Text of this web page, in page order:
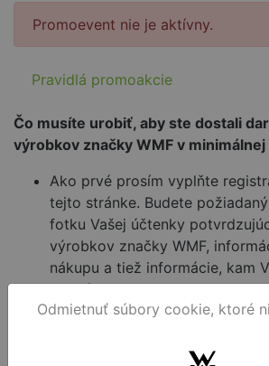
Promoevent nie je aktívny.
Pravidlá promoakcie
Čo musíte urobiť, aby ste dostali
výrobkov značky WMF v
Ako prvé prosím vyplňte
tejto stránke. Budete
fotku Vašej účtenky
výrobkov značky WMF,
nákupu a tiež informácie, kam
zaslať.
Účtenky nemožno sčítať.
Odmietnuť súbory cookie, ktoré